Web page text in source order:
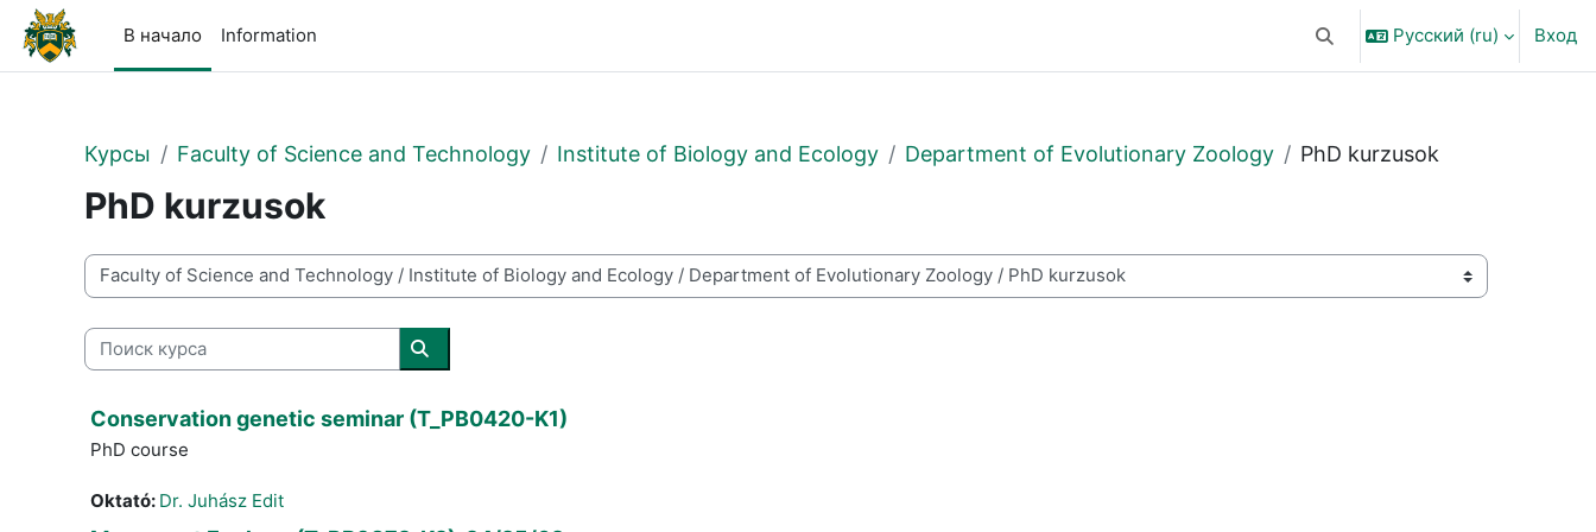
Перейти к основному содержанию
В начало
Information Изменить данные поисковой
Русский ‎(ru)‎ Вход
Курсы Faculty of Science and Technology Institute of Biology and Ecology Department of Evolutionary Zoology PhD kurzusok
PhD kurzusok
Категории курсов
Поиск курса
Поиск курса
Conservation genetic seminar (T_PB0420-K1)
PhD course
Oktató: Dr. Juhász Edit